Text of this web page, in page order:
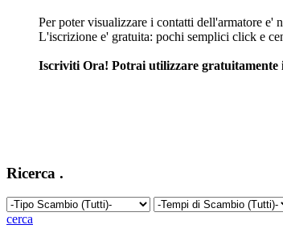
Per poter visualizzare i contatti dell'armatore e'
L'iscrizione e' gratuita: pochi semplici click e
Iscriviti Ora! Potrai utilizzare gratuitamente
Ricerca .
cerca